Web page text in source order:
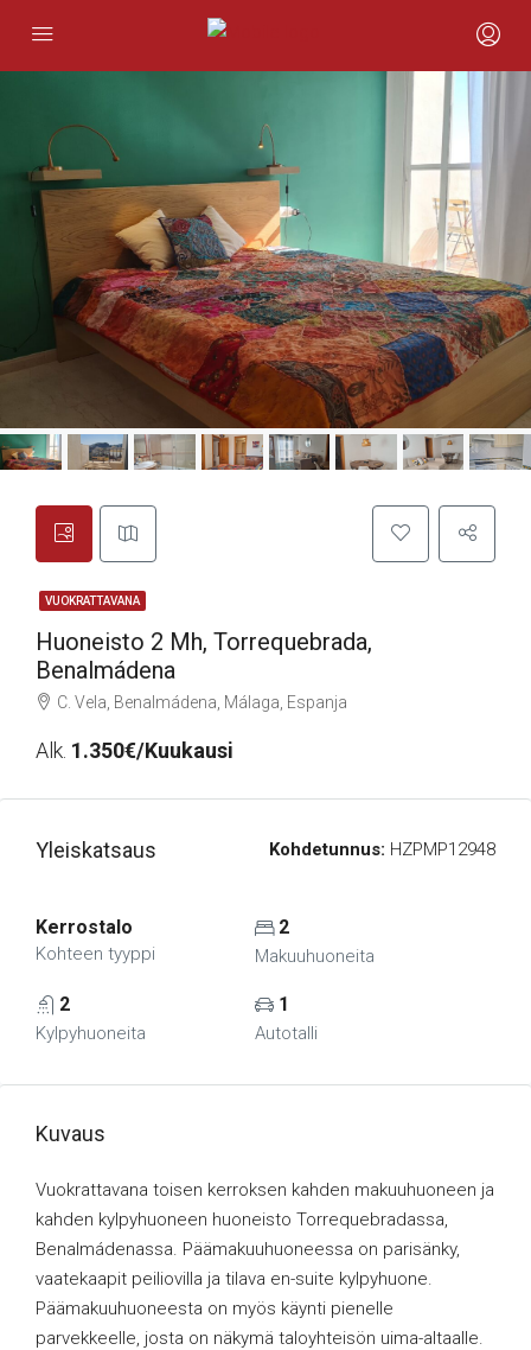
VUOKRATTAVANA
Huoneisto 2 Mh, Torrequebrada,
Benalmádena
C. Vela, Benalmádena, Málaga, Espanja
Alk. 1.350€/Kuukausi
Yleiskatsaus Kohdetunnus: HZPMP12948
Kerrostalo
Kohteen tyyppi
2
Makuuhuoneita
2
Kylpyhuoneita
1
Autotalli
Kuvaus
Vuokrattavana toisen kerroksen kahden makuuhuoneen ja
kahden kylpyhuoneen huoneisto Torrequebradassa,
Benalmádenassa. Päämakuuhuoneessa on parisänky,
vaatekaapit peiliovilla ja tilava en-suite kylpyhuone.
Päämakuuhuoneesta on myös käynti pienelle
parvekkeelle, josta on näkymä taloyhteisön uima-altaalle.